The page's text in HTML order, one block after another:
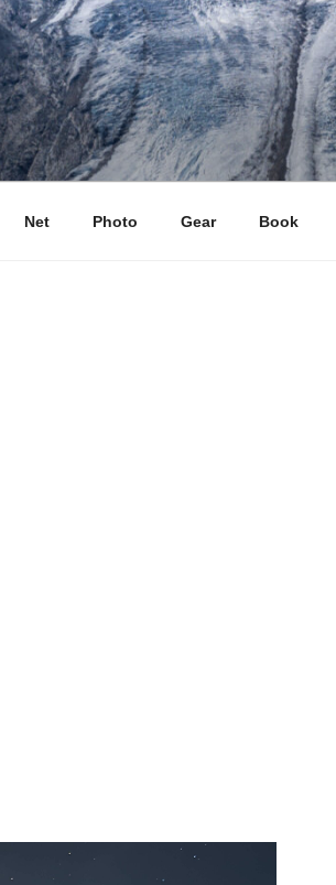
Net Photo Gear Book